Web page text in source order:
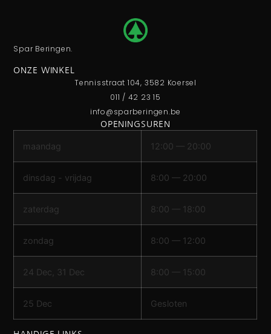
Spar Beringen.
ONZE WINKEL
Tennisstraat 104, 3582 Koersel
011 / 42 23 15
info@sparberingen.be
OPENINGSUREN
maandag 12:00 — 20:00
dinsdag - vrijdag 8:00 — 20:00
zaterdag 8:00 — 18:00
zondag 8:00 — 12:00
24 Dec, 31 Dec 8:00 — 15:00
25 Dec Gesloten